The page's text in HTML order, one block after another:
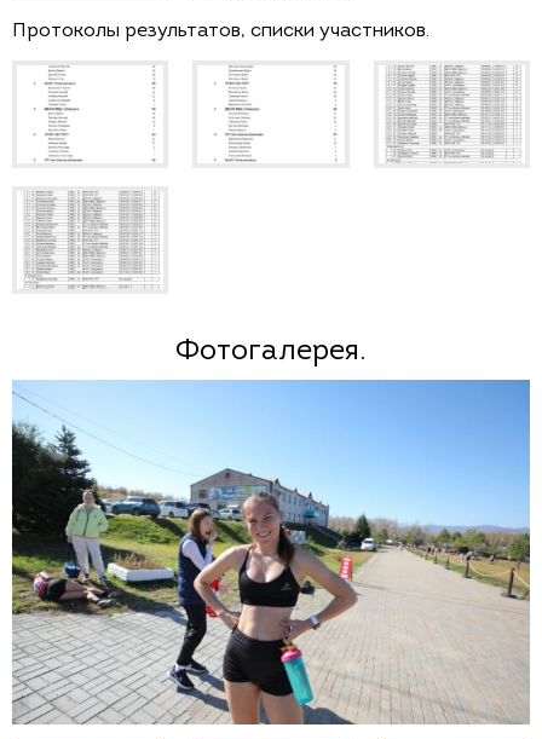
Протоколы результатов, списки участников.
Фотогалерея.